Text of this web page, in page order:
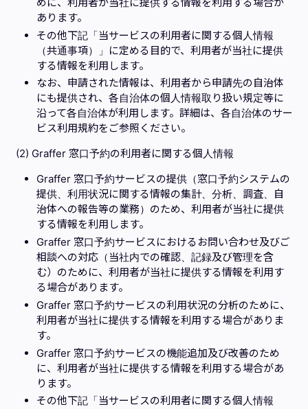
あります。
その他下記「当サービスの利用者に関する個人情報
（共通事項）」に定める目的で、利用者が当社に提供
する情報を利用します。
なお、申請された情報は、利用者から申請先の自治体
にも提供され、各自治体の個人情報取り扱い規定等に
沿って各自治体が利用します。詳細は、各自治体のサー
ビス利用規約をご参照ください。
(2) Graffer 窓口予約の利用者に関する個人情報
Graffer 窓口予約サービスの提供（窓口予約システムの
提供、利用状況に関する情報の集計、分析、調査、自
治体への報告等の業務）のため、利用者が当社に提供
する情報を利用します。
Graffer 窓口予約サービスにおけるお問い合わせ及びご
相談への対応（当社内での確認、記録及び管理を含
む）のために、利用者が当社に提供する情報を利用す
る場合があります。
Graffer 窓口予約サービスの利用状況の分析のために、
利用者が当社に提供する情報を利用する場合がありま
す。
Graffer 窓口予約サービスの機能追加及び改善のため
に、利用者が当社に提供する情報を利用する場合があ
ります。
その他下記「当サービスの利用者に関する個人情報